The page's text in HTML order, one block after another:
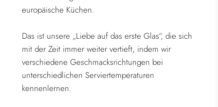
europäische Küchen.
Das ist unsere „Liebe auf das erste Glas“, die sich
mit der Zeit immer weiter vertieft, indem wir
verschiedene Geschmacksrichtungen bei
unterschiedlichen Serviertemperaturen
kennenlernen.